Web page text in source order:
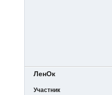
ЛенОк
Участник